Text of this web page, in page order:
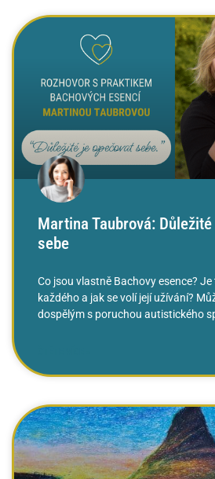
Martina Taubrová:
sebe
Co jsou vlastně Bachovy esence?
každého a jak se volí její užívání?
dospělým s poruchou autistického